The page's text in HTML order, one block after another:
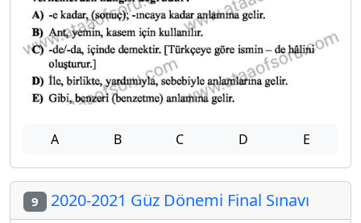
A B C D E
9 2020-2021 Güz Dönemi Final Sınavı